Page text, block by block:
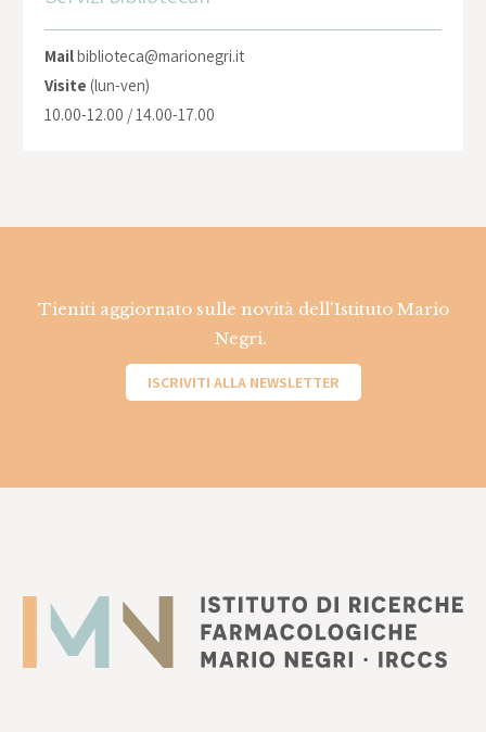
Mailbiblioteca@marionegri.it
Visite (lun-ven)
10.00-12.00 / 14.00-17.00
Tieniti aggiornato sulle novità dell'Istituto Mario
Negri.
ISCRIVITI ALLA NEWSLETTER